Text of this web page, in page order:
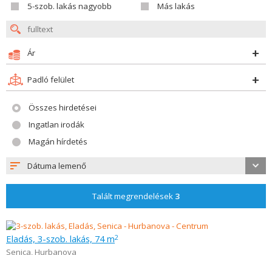
5-szob. lakás nagyobb
Más lakás
Ár
Padló felület
Összes hirdetései
Ingatlan irodák
Magán hírdetés
Dátuma lemenő
Talált megrendelések 3
Eladás, 3-szob. lakás, 74 m2
Senica, Hurbanova